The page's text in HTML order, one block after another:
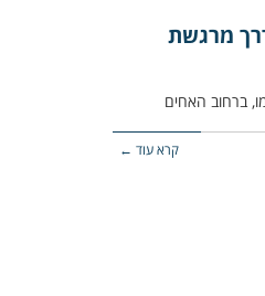
מרגשת
קרא עוד ←